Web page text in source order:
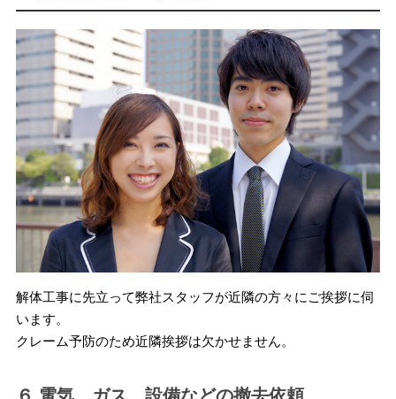
解体工事に先立って弊社スタッフが近隣の方々にご挨拶に伺
います。
クレーム予防のため近隣挨拶は欠かせません。